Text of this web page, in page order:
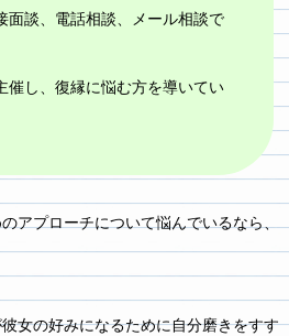
面談、電話相談、メール相談で
催し、復縁に悩む方を導いてい
アプローチについて悩んでいるなら、
女の好みになるために自分磨きをすす